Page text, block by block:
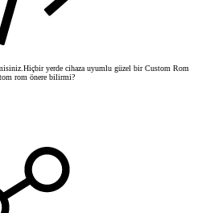
yerde cihaza uyumlu güzel bir Custom Rom
rom önere bilirmi?